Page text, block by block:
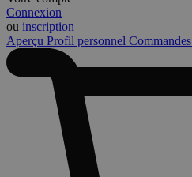
Connexion
ou inscription
Aperçu Profil personnel Commandes